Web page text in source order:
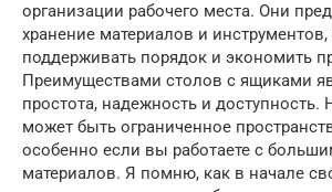
организации рабочего места. Они
хранение материалов и
поддерживать порядок и экономить
Преимуществами столов с ящиками
простота, надежность и доступность.
может быть ограниченное
особенно если вы работаете с
материалов. Я помню, как в начале